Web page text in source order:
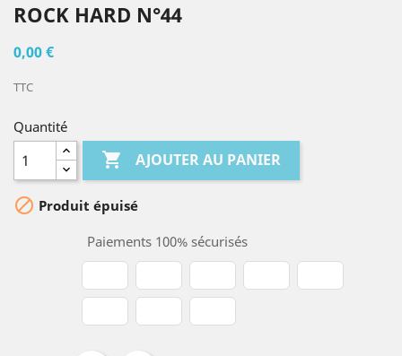
ROCK HARD N°44
0,00 €
TTC
Quantité
 AJOUTER AU PANIER
 Produit épuisé
Paiements 100% sécurisés